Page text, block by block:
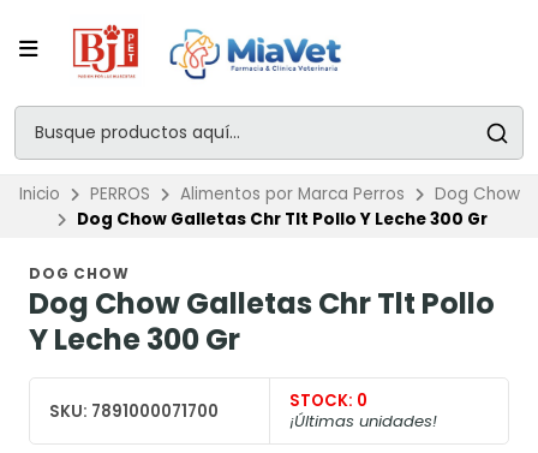
Inicio PERROS Alimentos por Marca Perros
Dog Chow
Dog Chow Galletas Chr Tlt Pollo Y Leche 300 Gr
DOG CHOW
Dog Chow Galletas Chr Tlt Pollo
Y Leche 300 Gr
SKU: 7891000071700 STOCK: 0
¡Últimas unidades!